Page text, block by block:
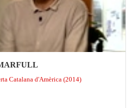
Catalana d'Amèrica (2014)